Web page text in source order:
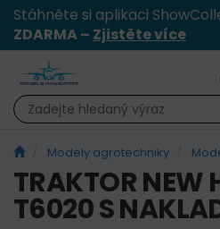
Stáhněte si aplikaci
ZDARMA – Zjistěte více
Modely agrotechniky
TRAKTOR NEW
T6020 S